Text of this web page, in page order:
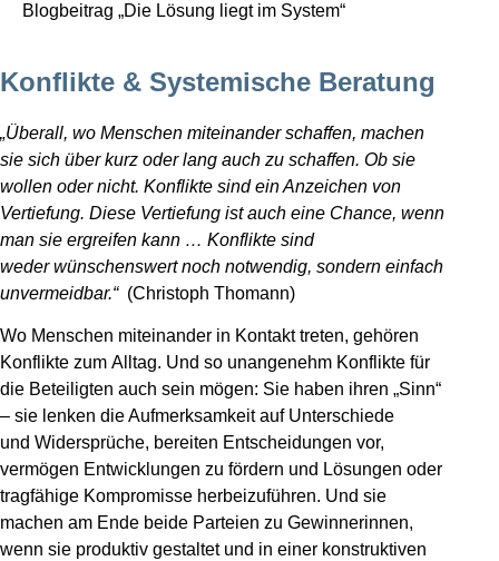
Blogbeitrag „Die Lösung liegt im System“
Konflikte & Systemische Beratung
„Überall, wo Menschen miteinander schaffen, machen
sie sich über kurz oder lang auch zu schaffen. Ob sie
wollen oder nicht. Konflikte sind ein Anzeichen von
Vertiefung. Diese Vertiefung ist auch eine Chance, wenn
man sie ergreifen kann … Konflikte sind
weder wünschenswert noch notwendig, sondern einfach
unvermeidbar.“(Christoph Thomann)
Wo Menschen miteinander in Kontakt treten, gehören
Konflikte zum Alltag. Und so unangenehm Konflikte für
die Beteiligten auch sein mögen: Sie haben ihren „Sinn“
– sie lenken die Aufmerksamkeit auf Unterschiede
und Widersprüche, bereiten Entscheidungen vor,
vermögen Entwicklungen zu fördern und Lösungen oder
tragfähige Kompromisse herbeizuführen. Und sie
machen am Ende beide Parteien zu Gewinnerinnen,
wenn sie produktiv gestaltet und in einer konstruktiven